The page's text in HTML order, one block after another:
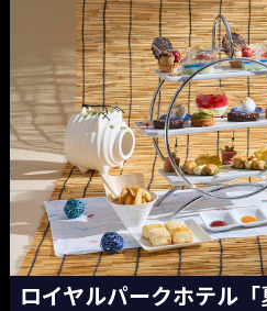
ロイヤルパークホテル